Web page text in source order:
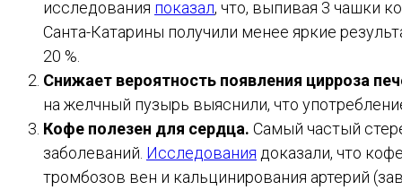
исследования показал, что, выпивая 3 чашки
Санта-Катарины получили менее яркие
20 %.
Снижает вероятность появления цирроза
на желчный пузырь выяснили, что
Кофе полезен для сердца. Самый частый
заболеваний. Исследования доказали, что
тромбозов вен и кальцинирования артерий